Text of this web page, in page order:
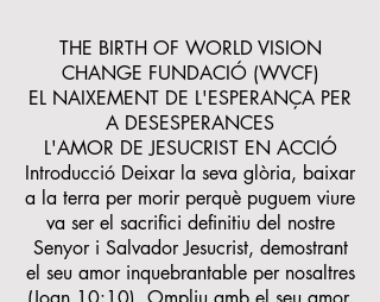
THE BIRTH OF WORLD VISION
CHANGE FUNDACIÓ (WVCF)
EL NAIXEMENT DE L'ESPERANÇA PER
A DESESPERANCES
L'AMOR DE JESUCRIST EN ACCIÓ
Introducció Deixar la seva glòria, baixar
a la terra per morir perquè puguem viure
va ser el sacrifici definitiu del nostre
Senyor i Salvador Jesucrist, demostrant
el seu amor inquebrantable per nosaltres